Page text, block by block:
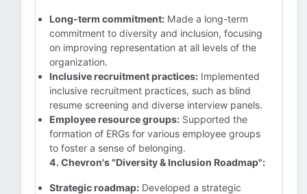
Long-term commitment: Made a long-term
commitment to diversity and inclusion, focusing
on improving representation at all levels of the
organization.
Inclusive recruitment practices: Implemented
inclusive recruitment practices, such as blind
resume screening and diverse interview panels.
Employee resource groups: Supported the
formation of ERGs for various employee groups
to foster a sense of belonging.
4. Chevron's "Diversity & Inclusion Roadmap":
Strategic roadmap: Developed a strategic